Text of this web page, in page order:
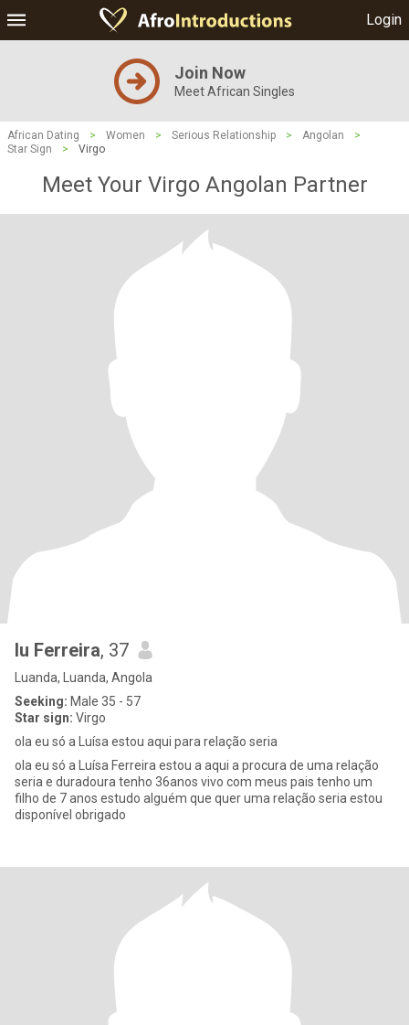
Login
Join Now
Meet African Singles
African Dating > Women > Serious Relationship > Angolan
>
Star Sign
> Virgo
Meet Your Virgo Angolan Partner
lu Ferreira, 37
Luanda, Luanda, Angola
Seeking: Male 35 - 57
Star sign: Virgo
ola eu só a Luísa estou aqui para relação seria
ola eu só a Luísa Ferreira estou a aqui a procura de uma relação
seria e duradoura tenho 36anos vivo com meus pais tenho um
filho de 7 anos estudo alguém que quer uma relação seria estou
disponível obrigado